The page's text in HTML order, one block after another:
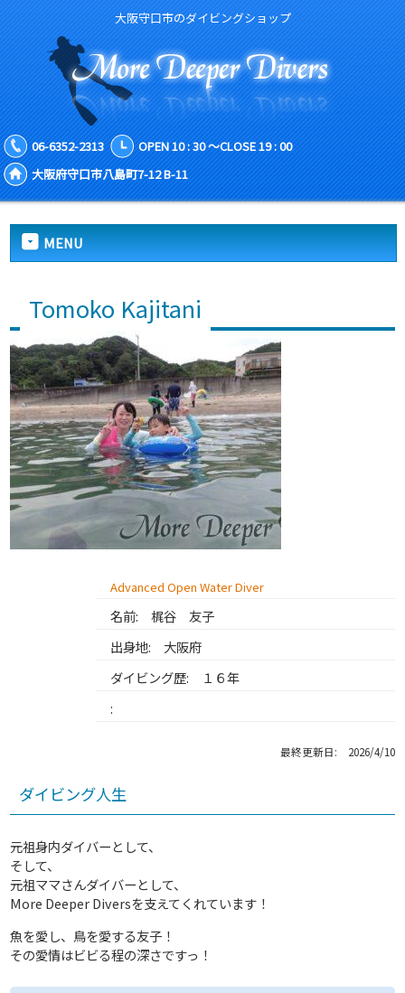
大阪守口市のダイビングショップ
06-6352-2313
OPEN 10 : 30 ～CLOSE 19 : 00
大阪府守口市八島町7-12 B-11
MENU
Tomoko Kajitani
Advanced Open Water Diver
名前: 梶谷 友子
出身地: 大阪府
ダイビング歴:
１６年
:
最終更新日: 2026/4/10
ダイビング人生
元祖身内ダイバーとして、
そして、
元祖ママさんダイバーとして、
More Deeper Diversを支えてくれています！
魚を愛し、鳥を愛する友子！
その愛情はビビる程の深さですっ！